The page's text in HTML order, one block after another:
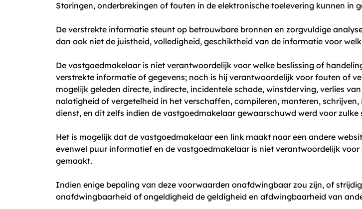
Storingen, onderbrekingen of fouten in de elektronische toelevering kunnen in
De verstrekte informatie steunt op betrouwbare bronnen en zorgvuldige
dan ook niet de juistheid, volledigheid, geschiktheid van de informatie voor
De vastgoedmakelaar is niet verantwoordelijk voor welke beslissing of
verstrekte informatie of gegevens; noch is hij verantwoordelijk voor fouten of
mogelijk geleden directe, indirecte, incidentele schade, winstderving, verlies
nalatigheid of vergetelheid in het verschaffen, compileren, monteren,
dienst, en dit zelfs indien de vastgoedmakelaar gewaarschuwd werd voor zulke
Het is mogelijk dat de vastgoedmakelaar een link maakt naar een andere
evenwel puur informatief en de vastgoedmakelaar is niet verantwoordelijk
gemaakt.
Indien enige bepaling van deze voorwaarden onafdwingbaar zou zijn, of
onafdwingbaarheid of ongeldigheid de geldigheid en afdwingbaarheid van